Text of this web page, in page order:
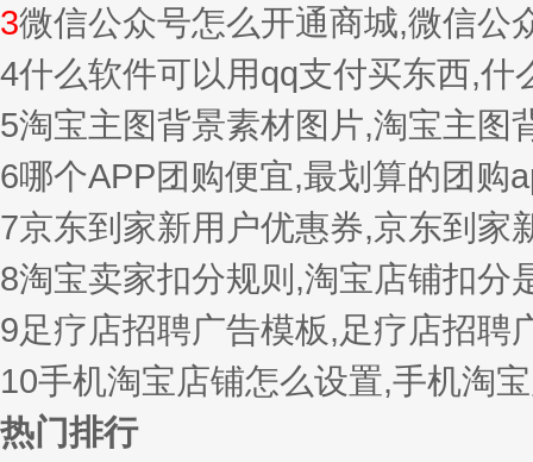
3微信公众号怎么开通商城,微信公
4什么软件可以用qq支付买东西,什
5淘宝主图背景素材图片,淘宝主图
6哪个APP团购便宜,最划算的团购
7京东到家新用户优惠券,京东到家
8淘宝卖家扣分规则,淘宝店铺扣分
9足疗店招聘广告模板,足疗店招聘
10手机淘宝店铺怎么设置,手机淘
热门排行